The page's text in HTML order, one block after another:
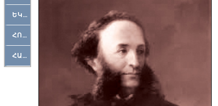
ԵԿԵՂԵՑԱԿԱՆ
ՀՈԳԵՄՏԱՒՈՐ
ՀԱՐԹԱԿ